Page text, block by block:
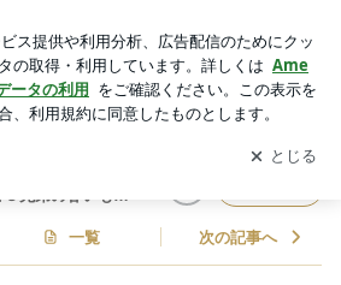
テトグラタン❤ | しゃなママオフィシ
とだんご３兄弟の甘いもの日記」Pow
て ブログの更新通知
を受け取りまし
開く
３兄弟の甘いもの
一覧 次の記事へ